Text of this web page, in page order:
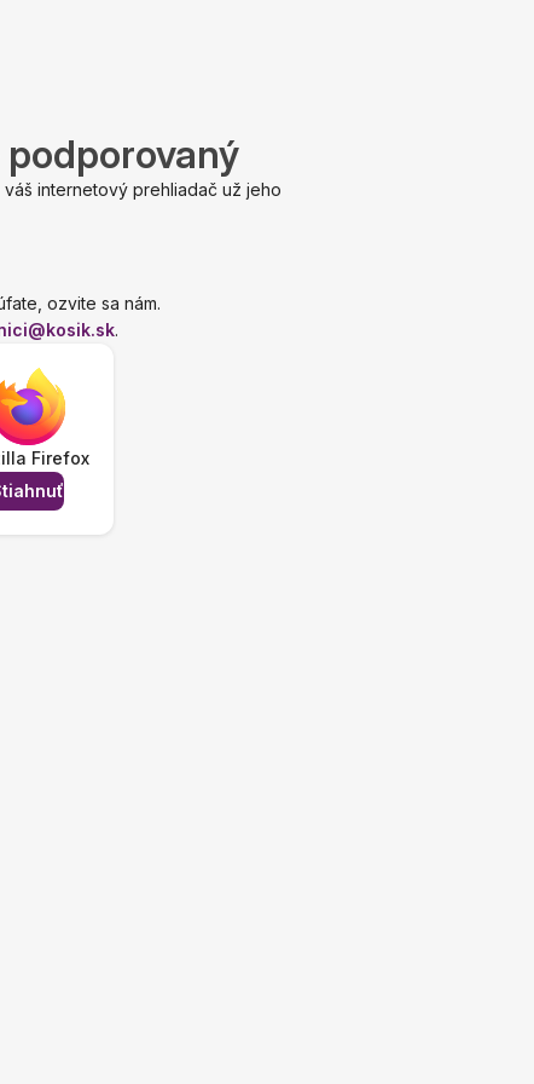
internetový prehliadač už jeho
ozvite sa nám.
.
Firefox